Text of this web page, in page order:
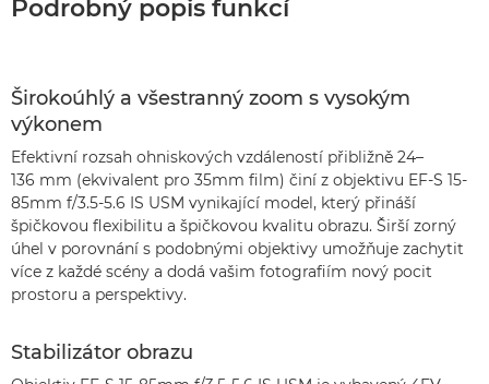
Podrobný popis funkcí
Širokoúhlý a všestranný zoom s vysokým
výkonem
Efektivní rozsah ohniskových vzdáleností přibližně 24–
136 mm (ekvivalent pro 35mm film) činí z objektivu EF-S 15-
85mm f/3.5-5.6 IS USM vynikající model, který přináší
špičkovou flexibilitu a špičkovou kvalitu obrazu. Širší zorný
úhel v porovnání s podobnými objektivy umožňuje zachytit
více z každé scény a dodá vašim fotografiím nový pocit
prostoru a perspektivy.
Stabilizátor obrazu